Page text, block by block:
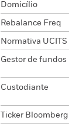
Domicílio
Rebalance Freq
Normativa UCITS
Gestor de fundos
Custodiante
Ticker Bloomberg